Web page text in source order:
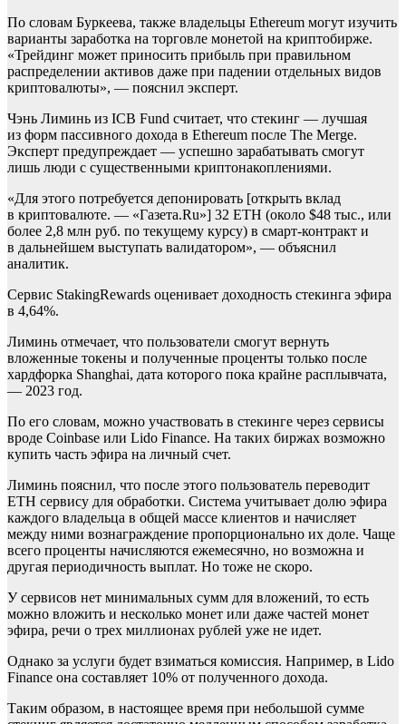
По словам Буркеева, также владельцы Ethereum могут изучить
варианты заработка на торговле монетой на криптобирже.
«Трейдинг может приносить прибыль при правильном
распределении активов даже при падении отдельных видов
криптовалюты», — пояснил эксперт.
Чэнь Лиминь из ICB Fund считает, что стекинг — лучшая
из форм пассивного дохода в Ethereum после The Merge.
Эксперт предупреждает — успешно зарабатывать смогут
лишь люди с существенными криптонакоплениями.
«Для этого потребуется депонировать [открыть вклад
в криптовалюте. — «Газета.Ru»] 32 ETH (около $48 тыс., или
более 2,8 млн руб. по текущему курсу) в смарт-контракт и
в дальнейшем выступать валидатором», — объяснил
аналитик.
Сервис StakingRewards оценивает доходность стекинга эфира
в 4,64%.
Лиминь отмечает, что пользователи смогут вернуть
вложенные токены и полученные проценты только после
хардфорка Shanghai, дата которого пока крайне расплывчата,
— 2023 год.
По его словам, можно участвовать в стекинге через сервисы
вроде Coinbase или Lido Finance. На таких биржах возможно
купить часть эфира на личный счет.
Лиминь пояснил, что после этого пользователь переводит
ETH сервису для обработки. Система учитывает долю эфира
каждого владельца в общей массе клиентов и начисляет
между ними вознаграждение пропорционально их доле. Чаще
всего проценты начисляются ежемесячно, но возможна и
другая периодичность выплат. Но тоже не скоро.
У сервисов нет минимальных сумм для вложений, то есть
можно вложить и несколько монет или даже частей монет
эфира, речи о трех миллионах рублей уже не идет.
Однако за услуги будет взиматься комиссия. Например, в Lido
Finance она составляет 10% от полученного дохода.
Таким образом, в настоящее время при небольшой сумме